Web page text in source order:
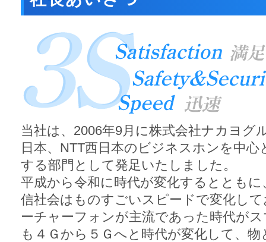
当社は、2006年9月に株式会社ナカヨグ
日本、NTT西日本のビジネスホンを中
する部門として発足いたしました。
平成から令和に時代が変化するととも
信社会はものすごいスピードで変化し
ーチャーフォンが主流であった時代が
も４Ｇから５Ｇへと時代が変化して、